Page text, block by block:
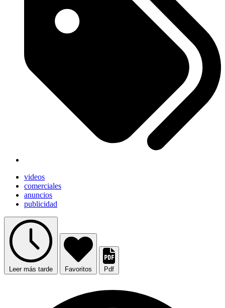
videos
comerciales
anuncios
publicidad
Leer más tarde Favoritos Pdf